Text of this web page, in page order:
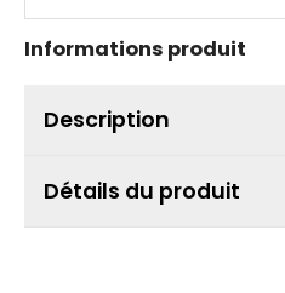
Informations produit
Description
Détails du produit